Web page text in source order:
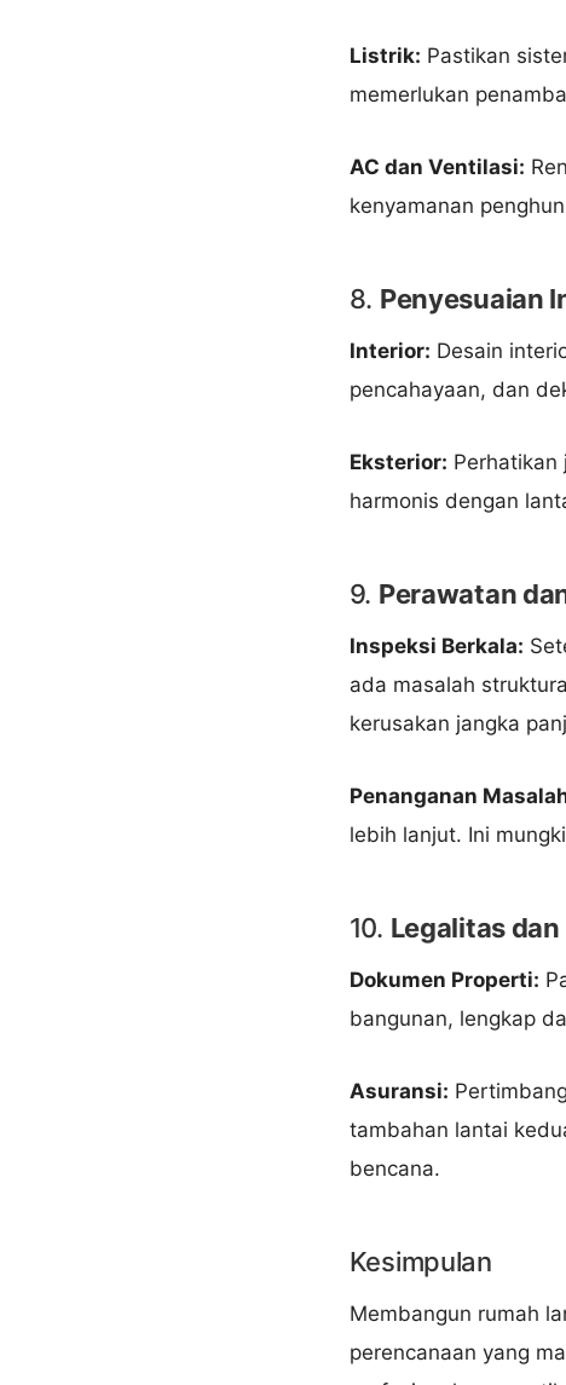
Listrik: Pastikan
memerlukan
AC dan Ventilasi:
kenyamanan
8. Penyesuaian
Interior: Desain
pencahayaan, dan
Eksterior: Perhatikan
harmonis dengan
9. Perawatan
Inspeksi Berkala:
ada masalah
kerusakan jangka
Penanganan
lebih lanjut. Ini
10. Legalitas
Dokumen Properti:
bangunan, lengkap
Asuransi:
tambahan lantai
bencana.
Kesimpulan
Membangun rumah
perencanaan yang